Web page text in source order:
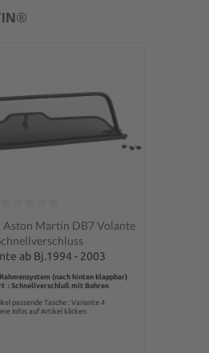
Bewertung von 0 von 5 Sternen
Martin DB7 Volante
ab Bj.1994 - 2003
(nach hinten klappbar)
: Schnellverschluß mit Bohren
passende Tasche : Variante 4
Infos auf Artikel klicken